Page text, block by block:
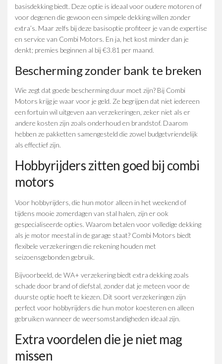
basisdekking biedt. Deze optie is ideaal voor oudere motoren of
voor degenen die gewoon een simpele dekking willen zonder
extra’s. Maar zelfs bij deze basisoptie profiteer je van de expertise
en service van Combi Motors. En ja, het kost minder dan je
denkt; premies beginnen al bij €3.81 per maand.
Bescherming zonder bank te breken
Wie zegt dat goede bescherming duur moet zijn? Bij Combi
Motors krijg je waar voor je geld. Ze begrijpen dat niet iedereen
een fortuin wil uitgeven aan verzekeringen, zeker niet als er
andere kosten zijn zoals onderhoud en brandstof. Daarom
hebben ze pakketten samengesteld die zowel budgetvriendelijk
als effectief zijn.
Hobbyrijders zitten goed bij combi
motors
Voor hobbyrijders, die hun motor alleen in het weekend of
tijdens mooie zomerdagen van stal halen, zijn er ook
gespecialiseerde opties. Waarom betalen voor volledige dekking
als je motor meestal in de garage staat? Combi Motors biedt
flexibele verzekeringen die rekening houden met
seizoensgebonden gebruik.
Bijvoorbeeld, de WA+ verzekering biedt extra dekking zoals
schade door brand of diefstal, zonder dat je meteen voor de
duurste optie hoeft te kiezen. Dit soort verzekeringen zijn
perfect voor hobbyrijders die hun motor koesteren en alleen
gebruiken wanneer de weersomstandigheden ideaal zijn.
Extra voordelen die je niet mag
missen